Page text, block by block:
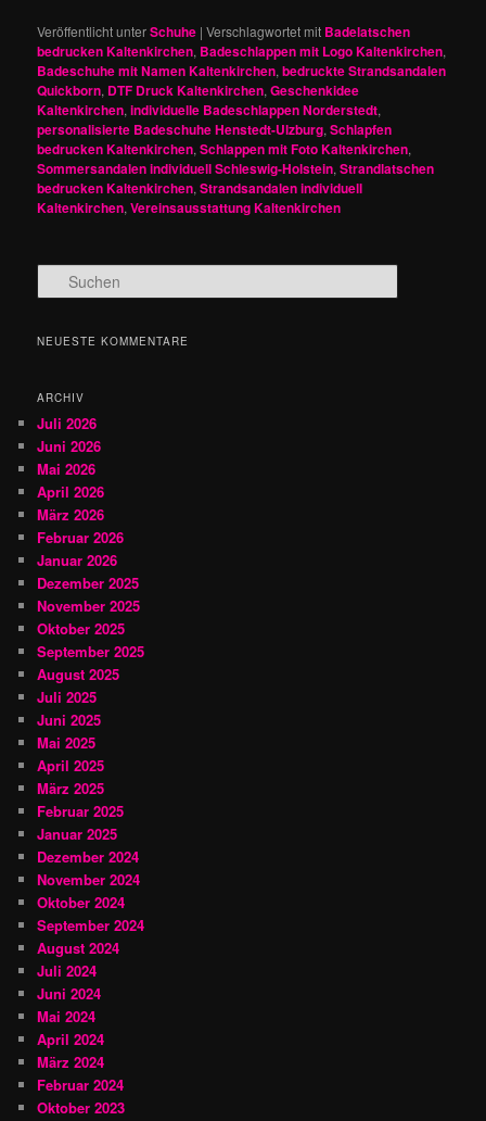
Veröffentlicht unterSchuhe |Verschlagwortet mit Badelatschen
bedrucken Kaltenkirchen, Badeschlappen mit Logo Kaltenkirchen,
Badeschuhe mit Namen Kaltenkirchen,bedruckte Strandsandalen
Quickborn, DTF Druck Kaltenkirchen,Geschenkidee
Kaltenkirchen,individuelle Badeschlappen Norderstedt,
personalisierte Badeschuhe Henstedt-Ulzburg,Schlapfen
bedrucken Kaltenkirchen,Schlappen mit Foto Kaltenkirchen,
Sommersandalen individuell Schleswig-Holstein,Strandlatschen
bedrucken Kaltenkirchen,Strandsandalen individuell
Kaltenkirchen,Vereinsausstattung Kaltenkirchen
u
h
NEUESTE KOMMENTARE
ARCHIV
Juli 2026
Juni 2026
Mai 2026
April 2026
März 2026
Februar 2026
Januar 2026
Dezember 2025
November 2025
Oktober 2025
September 2025
August 2025
Juli 2025
Juni 2025
Mai 2025
April 2025
März 2025
Februar 2025
Januar 2025
Dezember 2024
November 2024
Oktober 2024
September 2024
August 2024
Juli 2024
Juni 2024
Mai 2024
April 2024
März 2024
Februar 2024
Oktober 2023